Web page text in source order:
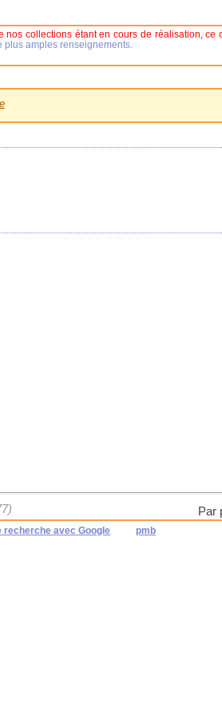
Par
recherche avec Google pmb
nos collections étant en cours de réalisation, ce
amples renseignements.